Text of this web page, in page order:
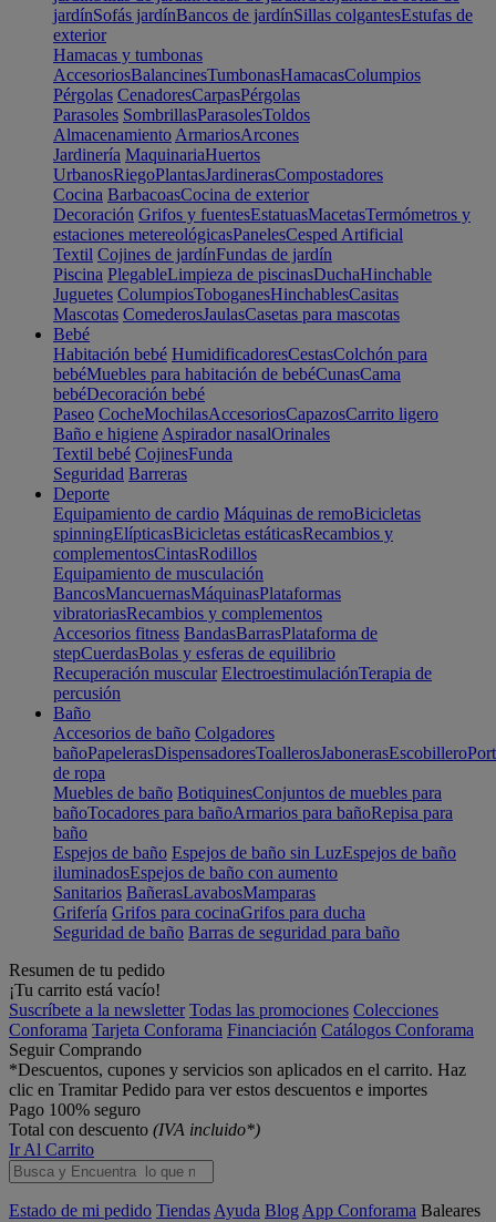
jardínSofás jardínBancos de jardínSillas colgantesEstufas de
exterior
Hamacas y tumbonas
AccesoriosBalancinesTumbonasHamacasColumpios
Pérgolas CenadoresCarpasPérgolas
Parasoles SombrillasParasolesToldos
Almacenamiento ArmariosArcones
Jardinería MaquinariaHuertos
UrbanosRiegoPlantasJardinerasCompostadores
Cocina BarbacoasCocina de exterior
Decoración Grifos y fuentesEstatuasMacetasTermómetros y
estaciones metereológicasPanelesCesped Artificial
Textil Cojines de jardínFundas de jardín
Piscina PlegableLimpieza de piscinasDuchaHinchable
Juguetes ColumpiosToboganesHinchablesCasitas
Mascotas ComederosJaulasCasetas para mascotas
Bebé
Habitación bebé HumidificadoresCestasColchón para
bebéMuebles para habitación de bebéCunasCama
bebéDecoración bebé
Paseo CocheMochilasAccesoriosCapazosCarrito ligero
Baño e higiene Aspirador nasalOrinales
Textil bebé CojinesFunda
Seguridad Barreras
Deporte
Equipamiento de cardio Máquinas de remoBicicletas
spinningElípticasBicicletas estáticasRecambios y
complementosCintasRodillos
Equipamiento de musculación
BancosMancuernasMáquinasPlataformas
vibratoriasRecambios y complementos
Accesorios fitness BandasBarrasPlataforma de
stepCuerdasBolas y esferas de equilibrio
Recuperación muscular ElectroestimulaciónTerapia de
percusión
Baño
Accesorios de baño Colgadores
bañoPapelerasDispensadoresToallerosJabonerasEscobillero
de ropa
Muebles de baño BotiquinesConjuntos de muebles para
bañoTocadores para bañoArmarios para bañoRepisa para
baño
Espejos de baño Espejos de baño sin LuzEspejos de baño
iluminadosEspejos de baño con aumento
Sanitarios BañerasLavabosMamparas
Grifería Grifos para cocinaGrifos para ducha
Seguridad de baño Barras de seguridad para baño
Resumen de tu pedido
¡Tu carrito está vacío!
Suscríbete a la newsletter Todas las promociones Colecciones
Conforama Tarjeta Conforama Financiación Catálogos Conforama
Seguir Comprando
*Descuentos, cupones y servicios son aplicados en el carrito. Haz
clic en Tramitar Pedido para ver estos descuentos e importes
Pago 100% seguro
Total con descuento (IVA incluido*)
Ir Al Carrito
Estado de mi pedido Tiendas Ayuda Blog App Conforama Baleares